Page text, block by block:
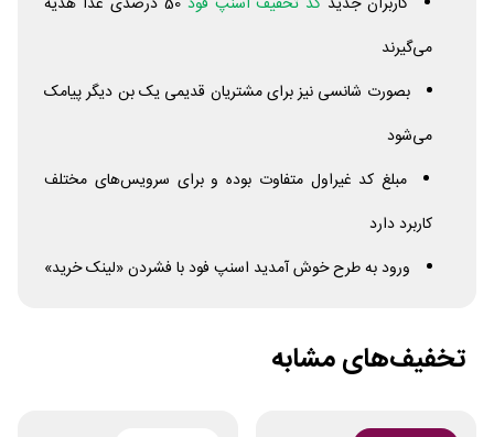
می‌گیرند
بصورت شانسی نیز برای مشتریان قدیمی یک بن دیگر پیامک
می‌شود
مبلغ کد غیراول متفاوت بوده و برای سرویس‌های مختلف
کاربرد دارد
ورود به طرح خوش آمدید اسنپ فود با فشردن «لینک خرید»
تخفیف‌های مشابه